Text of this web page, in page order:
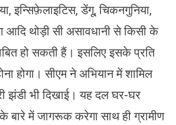
इन्सिफ़ेलाइटिस, डेंगू, चिकनगुनिया,
आदि थोड़ी सी असावधानी से किसी के
हो सकती हैं। इसलिए इसके प्रति
होगा। सीएम ने अभियान में शामिल
झंडी भी दिखाई। यह दल घर-घर
बारे में जागरूक करेगा साथ ही ग्रामीण